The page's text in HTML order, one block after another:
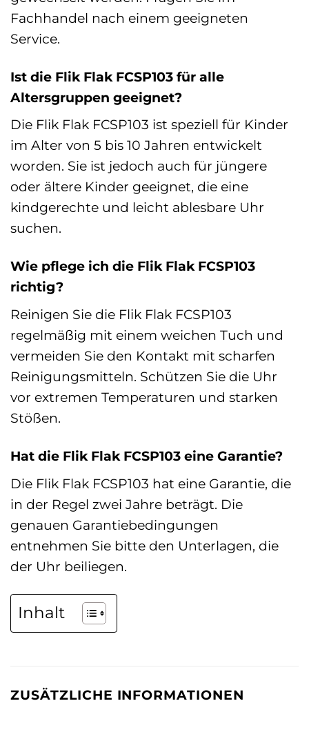
Fachhandel nach einem geeigneten
Service.
Ist die Flik Flak FCSP103 für alle
Altersgruppen geeignet?
Die Flik Flak FCSP103 ist speziell für Kinder
im Alter von 5 bis 10 Jahren entwickelt
worden. Sie ist jedoch auch für jüngere
oder ältere Kinder geeignet, die eine
kindgerechte und leicht ablesbare Uhr
suchen.
Wie pflege ich die Flik Flak FCSP103
richtig?
Reinigen Sie die Flik Flak FCSP103
regelmäßig mit einem weichen Tuch und
vermeiden Sie den Kontakt mit scharfen
Reinigungsmitteln. Schützen Sie die Uhr
vor extremen Temperaturen und starken
Stößen.
Hat die Flik Flak FCSP103 eine Garantie?
Die Flik Flak FCSP103 hat eine Garantie, die
in der Regel zwei Jahre beträgt. Die
genauen Garantiebedingungen
entnehmen Sie bitte den Unterlagen, die
der Uhr beiliegen.
Inhalt
ZUSÄTZLICHE INFORMATIONEN